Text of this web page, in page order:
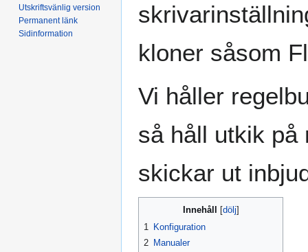
kloner såsom
Vi håller
så håll utkik på
skickar ut
Innehåll
1 Konfiguration
2 Manualer
Utskriftsvänlig version
Permanent länk
Sidinformation